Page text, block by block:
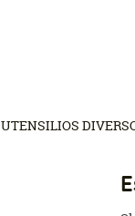
UTENSILIOS